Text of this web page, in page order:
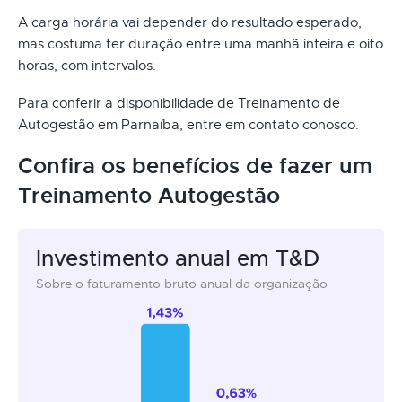
A carga horária vai depender do resultado esperado,
mas costuma ter duração entre uma manhã inteira e oito
horas, com intervalos.
Para conferir a disponibilidade de Treinamento de
Autogestão em Parnaíba, entre em contato conosco.
Confira os benefícios de fazer um
Treinamento Autogestão
Investimento anual em T&D
Sobre o faturamento bruto anual da organização